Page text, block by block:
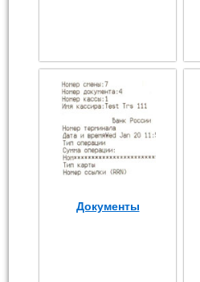
Документы